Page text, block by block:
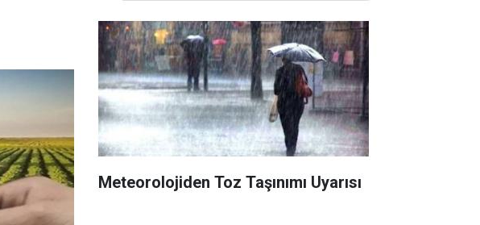
Meteorolojiden Toz Taşınımı Uyarısı